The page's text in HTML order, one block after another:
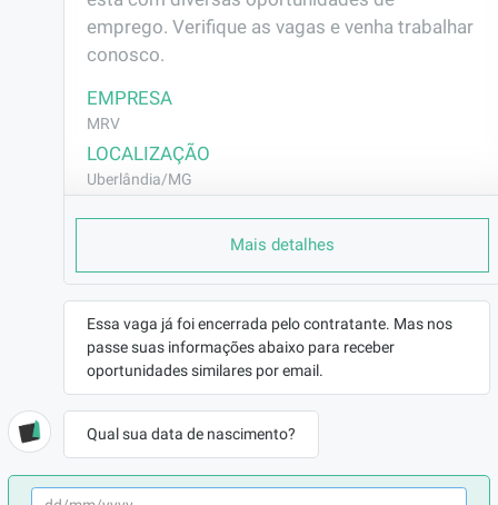
emprego. Verifique as vagas e venha trabalhar
conosco.
EMPRESA
MRV
LOCALIZAÇÃO
Uberlândia/MG
CONTRATO
REMUNERAÇÃO
R$2136,50
VAGA AFIRMATIVA
Não
Construção Civil
BENEFÍCIOS
Vale Transporte
Mais detalhes
Essa vaga já foi encerrada pelo contratante. Mas nos
passe suas informações abaixo para receber
oportunidades similares por email.
Qual sua data de nascimento?